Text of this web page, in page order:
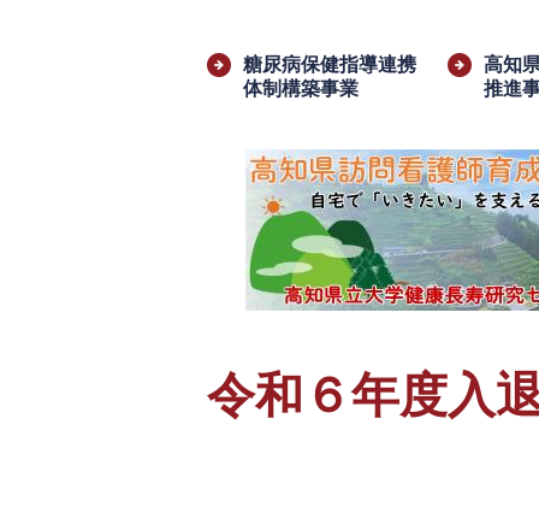
糖尿病保健指導連携
体制構築事業
高知
推進
令和６年度入